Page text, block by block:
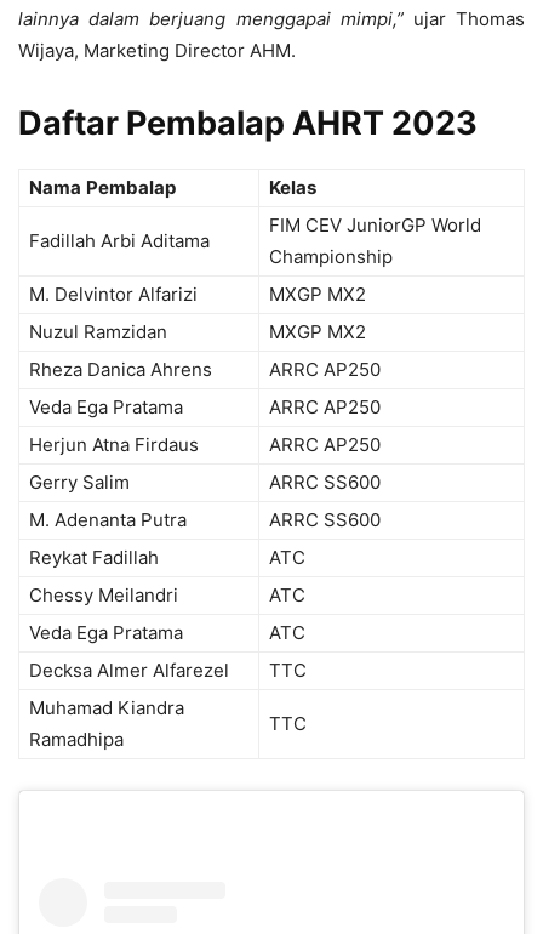
lainnya dalam berjuang menggapai mimpi,”ujar Thomas
Wijaya, Marketing Director AHM.
Daftar Pembalap AHRT 2023
Nama Pembalap Kelas
Fadillah Arbi Aditama
FIM CEV JuniorGP World
Championship
M. Delvintor Alfarizi
MXGP MX2
Nuzul Ramzidan
MXGP MX2
Rheza Danica Ahrens
ARRC AP250
Veda Ega Pratama
ARRC AP250
Herjun Atna Firdaus
ARRC AP250
Gerry Salim
ARRC SS600
M. Adenanta Putra
ARRC SS600
Reykat Fadillah
ATC
Chessy Meilandri
ATC
Veda Ega Pratama
ATC
Decksa Almer Alfarezel
TTC
Muhamad Kiandra
Ramadhipa
TTC